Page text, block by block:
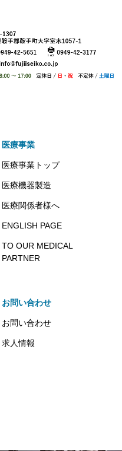
医療事業
医療事業トップ
医療機器製造
医療関係者様へ
ENGLISH PAGE
TO OUR MEDICAL
PARTNER
お問い合わせ
お問い合わせ
求人情報